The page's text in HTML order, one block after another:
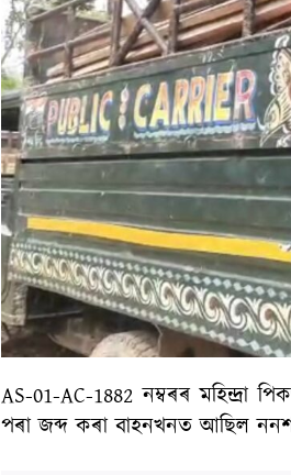
AS-01-AC-1882 নম্বৰৰ মহিন্দ্ৰা
পৰা জব্দ কৰা বাহনখনত আছিল